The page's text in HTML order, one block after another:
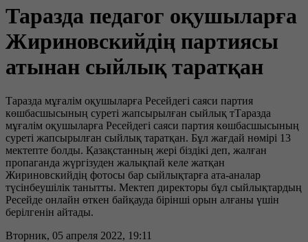
Таразда педагог оқушыларға
Жириновскийдің партиясы
атынан сыйлық таратқан
Таразда мұғалім оқушыларға Ресейдегі саяси партия
көшбасшысының суреті жапсырылған сыйлық тТаразда
мұғалім оқушыларға Ресейдегі саяси партия көшбасшысының
суреті жапсырылған сыйлық таратқан. Бұл жағдай нөмірі 13
мектепте болды. Қазақстанның жері біздікі деп, жалған
пропаганда жүргізуден жалықпай келе жатқан
Жириновскийдің фотосы бар сыйлықтарға ата-аналар
түсінбеушілік танытты. Мектеп директоры бұл сыйлықтардың
Ресейде онлайн өткен байқауда бірінші орын алғаны үшін
берілгенін айтады.
Вторник, 05 апреля 2022, 19:11